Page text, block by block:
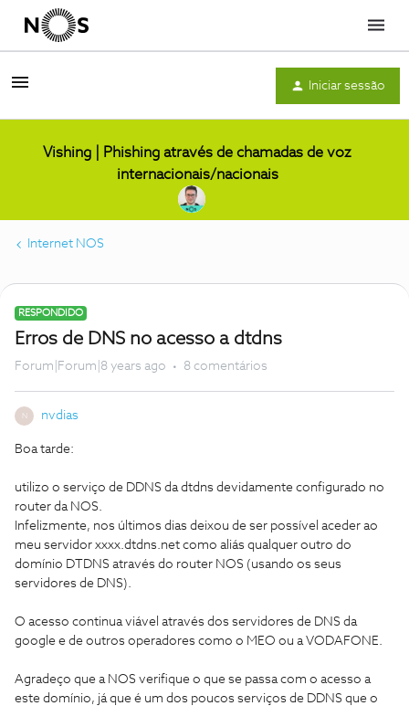
Menu
Iniciar sessão
Vishing | Phishing através de chamadas de voz
internacionais/nacionais
Internet NOS
RESPONDIDO
Erros de DNS no acesso a dtdns
Forum|Forum|8 years ago 8 comentários
N nvdias
Boa tarde:
utilizo o serviço de DDNS da dtdns devidamente configurado no
router da NOS.
Infelizmente, nos últimos dias deixou de ser possível aceder ao
meu servidor xxxx.dtdns.net como aliás qualquer outro do
domínio DTDNS através do router NOS (usando os seus
servidores de DNS).
O acesso continua viável através dos servidores de DNS da
google e de outros operadores como o MEO ou a VODAFONE.
Agradeço que a NOS verifique o que se passa com o acesso a
este domínio, já que é um dos poucos serviços de DDNS que o